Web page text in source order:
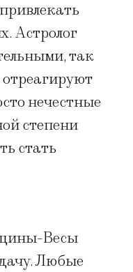
Астролог
так
отреагируют
нечестные
степени
стать
Весы
Любые